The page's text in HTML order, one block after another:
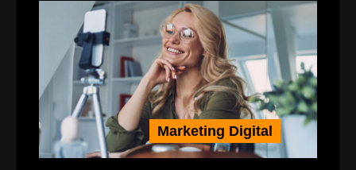
Marketing Digital